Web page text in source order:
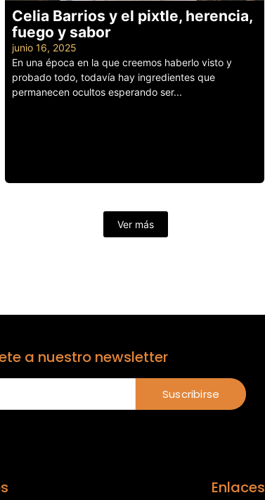
Celia Barrios y el pixtle, herencia,
fuego y sabor
junio 16, 2025
En una época en la que creemos haberlo visto y
probado todo, todavía hay ingredientes que
permanecen ocultos esperando ser...
Ver más
a nuestro newsletter
Suscribirse
Enlaces